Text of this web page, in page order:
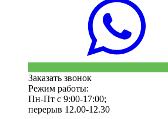
Заказать звонок
Режим работы:
Пн-Пт с 9:00-17:00;
перерыв 12.00-12.30